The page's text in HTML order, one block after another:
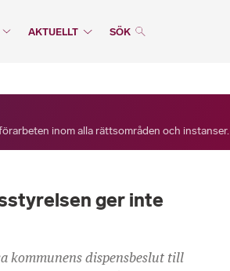
AKTUELLT SÖK
inom alla rättsområden och instanser.
ger inte
kommunens dispensbeslut till